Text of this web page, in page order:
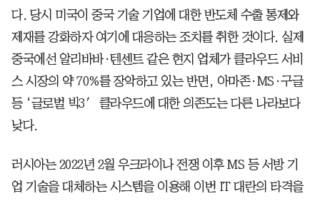
다. 당시 미국이 중국 기술 기업에 대한 반도체 수출 통제와
제재를 강화하자 여기에 대응하는 조치를 취한 것이다. 실제
중국에선 알리바바·텐센트 같은 현지 업체가 클라우드 서비
스 시장의 약 70%를 장악하고 있는 반면, 아마존·MS·구글
등 ‘글로벌 빅3′ 클라우드에 대한 의존도는 다른 나라보다
낮다.
러시아는 2022년 2월 우크라이나 전쟁 이후 MS 등 서방 기
업 기술을 대체하는 시스템을 이용해 이번 IT 대란의 타격을